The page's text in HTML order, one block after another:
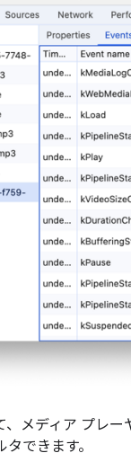
メディア プレ
できます。